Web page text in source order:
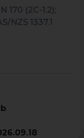
170 (2C-1.2);
NZS 1337.1